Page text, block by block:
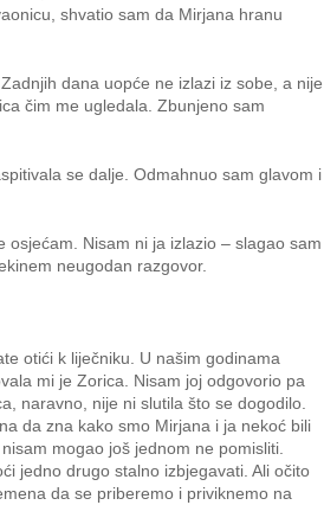
shvatio sam da Mirjana hranu
dana uopće ne izlazi iz sobe, a nije
čim me ugledala. Zbunjeno sam
se dalje. Odmahnuo sam glavom i
osjećam. Nisam ni ja izlazio – slagao sam
neugodan razgovor.
otići k liječniku. U našim godinama
mi je Zorica. Nisam joj odgovorio pa
naravno, nije ni slutila što se dogodilo.
da zna kako smo Mirjana i ja nekoć bili
mogao još jednom ne pomisliti.
jedno drugo stalno izbjegavati. Ali očito
da se priberemo i priviknemo na